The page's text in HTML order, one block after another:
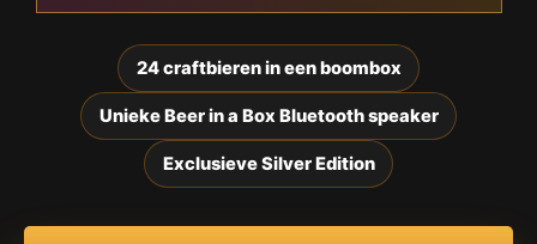
24 craftbieren in een boombox
Unieke Beer in a Box Bluetooth speaker
Exclusieve Silver Edition